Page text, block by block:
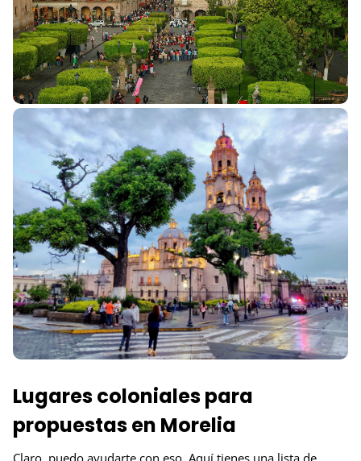
Lugares coloniales para
propuestas en Morelia